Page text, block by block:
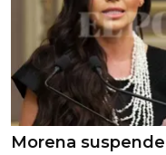
Morena